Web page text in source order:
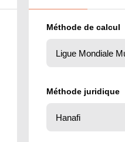
Méthode de calcul
Méthode juridique